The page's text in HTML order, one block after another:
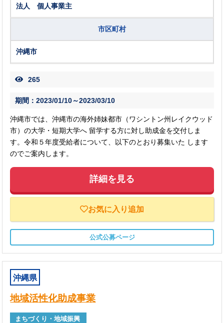
法人 個人事業主
市区町村
沖縄市
265
期間：2023/01/10～2023/03/10
沖縄市では、沖縄市の海外姉妹都市（ワシントン州レイクウッド
市）の大学・短期大学へ 留学する方に対し助成金を交付しま
す。令和５年度受給者について、以下のとおり募集いた します
のでご案内します。
詳細を見る
お気に入り追加
公式公募ページ
沖縄県
地域活性化助成事業
まちづくり・地域振興